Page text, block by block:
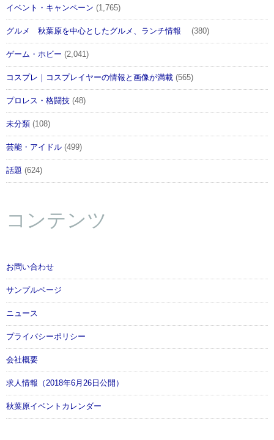
イベント・キャンペーン (1,765)
グルメ 秋葉原を中心としたグルメ、ランチ情報 (380)
ゲーム・ホビー (2,041)
コスプレ｜コスプレイヤーの情報と画像が満載 (565)
プロレス・格闘技 (48)
未分類 (108)
芸能・アイドル (499)
話題 (624)
コンテンツ
お問い合わせ
サンプルページ
ニュース
プライバシーポリシー
会社概要
求人情報（2018年6月26日公開）
秋葉原イベントカレンダー